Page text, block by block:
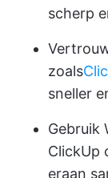
scherp
zoals
sneller
Gebruik
ClickUp
eraan